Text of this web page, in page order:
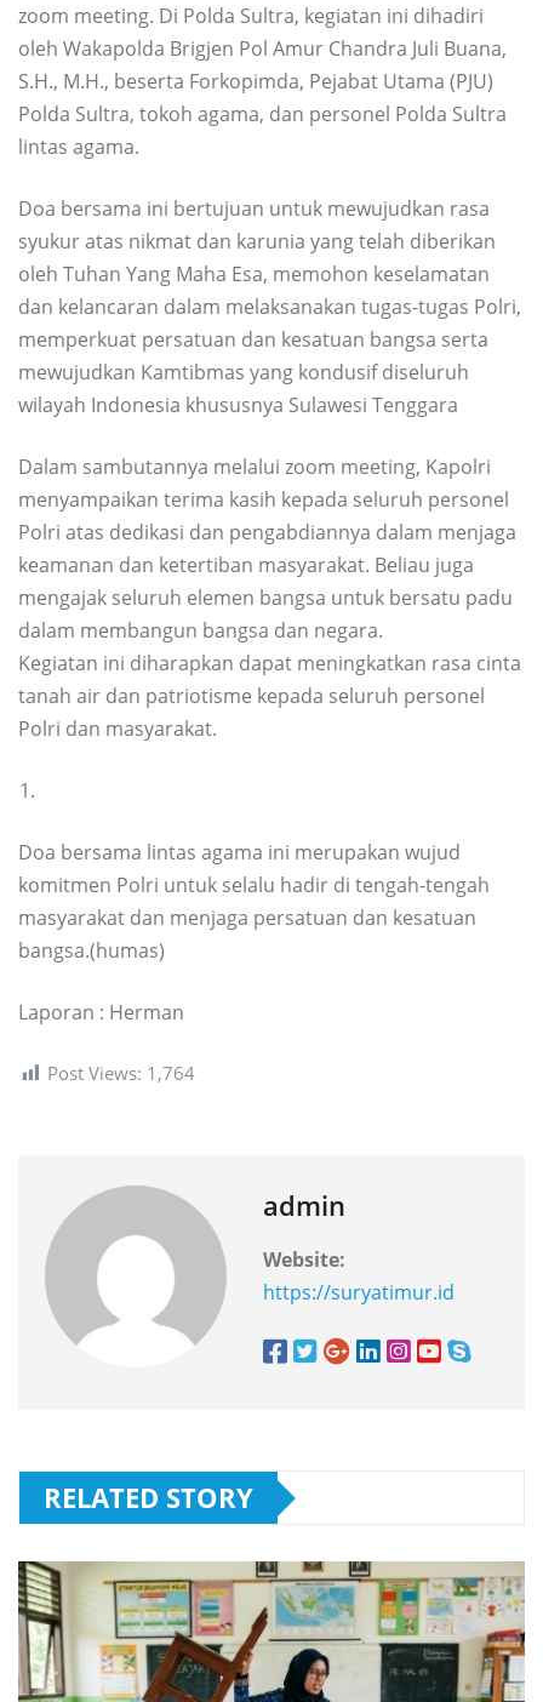
zoom meeting. Di Polda Sultra, kegiatan ini dihadiri
oleh Wakapolda Brigjen Pol Amur Chandra Juli Buana,
S.H., M.H., beserta Forkopimda, Pejabat Utama (PJU)
Polda Sultra, tokoh agama, dan personel Polda Sultra
lintas agama.
Doa bersama ini bertujuan untuk mewujudkan rasa
syukur atas nikmat dan karunia yang telah diberikan
oleh Tuhan Yang Maha Esa, memohon keselamatan
dan kelancaran dalam melaksanakan tugas-tugas Polri,
memperkuat persatuan dan kesatuan bangsa serta
mewujudkan Kamtibmas yang kondusif diseluruh
wilayah Indonesia khususnya Sulawesi Tenggara
Dalam sambutannya melalui zoom meeting, Kapolri
menyampaikan terima kasih kepada seluruh personel
Polri atas dedikasi dan pengabdiannya dalam menjaga
keamanan dan ketertiban masyarakat. Beliau juga
mengajak seluruh elemen bangsa untuk bersatu padu
dalam membangun bangsa dan negara.
Kegiatan ini diharapkan dapat meningkatkan rasa cinta
tanah air dan patriotisme kepada seluruh personel
Polri dan masyarakat.
Doa bersama lintas agama ini merupakan wujud
komitmen Polri untuk selalu hadir di tengah-tengah
masyarakat dan menjaga persatuan dan kesatuan
bangsa.(humas)
Laporan : Herman
Post Views: 1,764
admin
Website:
https://suryatimur.id
RELATED STORY